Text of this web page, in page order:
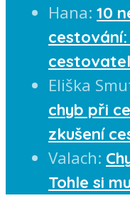
Hana: 10
Eliška
chyb při
zkušení
Valach:
Tohle si